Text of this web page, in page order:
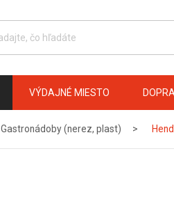
VÝDAJNÉ MIESTO
Gastronádoby (nerez, plast)